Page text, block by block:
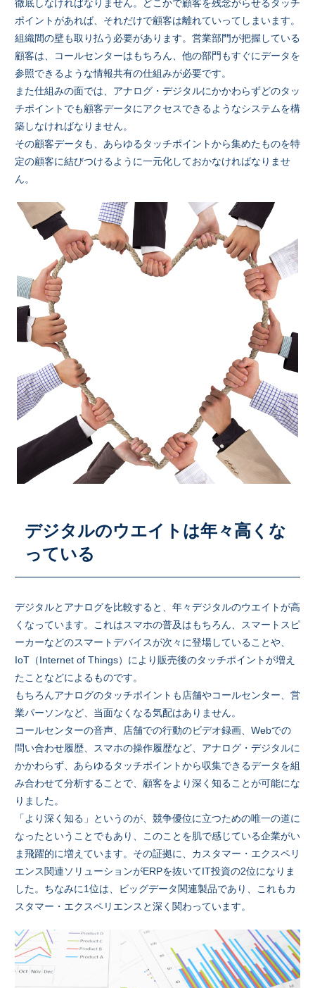
徹底しなければなりません。どこかで顧客を残念がらせるタッチ
ポイントがあれば、それだけで顧客は離れていってしまいます。
組織間の壁も取り払う必要があります。営業部門が把握している
顧客は、コールセンターはもちろん、他の部門もすぐにデータを
参照できるような情報共有の仕組みが必要です。
また仕組みの面では、アナログ・デジタルにかかわらずどのタッ
チポイントでも顧客データにアクセスできるようなシステムを構
築しなければなりません。
その顧客データも、あらゆるタッチポイントから集めたものを特
定の顧客に結びつけるように一元化しておかなければなりませ
ん。
デジタルのウエイトは年々高くな
っている
デジタルとアナログを比較すると、年々デジタルのウエイトが高
くなっています。これはスマホの普及はもちろん、スマートスピ
ーカーなどのスマートデバイスが次々に登場していることや、
IoT（Internet of Things）により販売後のタッチポイントが増え
たことなどによるものです。
もちろんアナログのタッチポイントも店舗やコールセンター、営
業パーソンなど、当面なくなる気配はありません。
コールセンターの音声、店舗での行動のビデオ録画、Webでの
問い合わせ履歴、スマホの操作履歴など、アナログ・デジタルに
かかわらず、あらゆるタッチポイントから収集できるデータを組
み合わせて分析することで、顧客をより深く知ることが可能にな
りました。
「より深く知る」というのが、競争優位に立つための唯一の道に
なったということでもあり、このことを肌で感じている企業がい
ま飛躍的に増えています。その証拠に、カスタマー・エクスペリ
エンス関連ソリューションがERPを抜いてIT投資の2位になりま
した。ちなみに1位は、ビッグデータ関連製品であり、これもカ
スタマー・エクスペリエンスと深く関わっています。